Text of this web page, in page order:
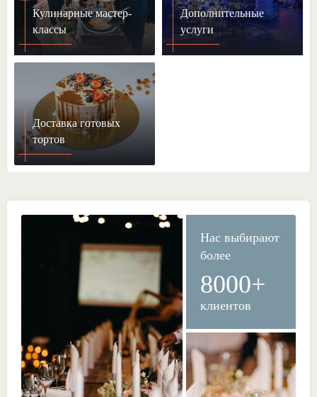
Кулинарные мастер-
классы
Дополнительные
услуги
Доставка готовых
тортов
Нас выбирают
более
8000+
клиентов